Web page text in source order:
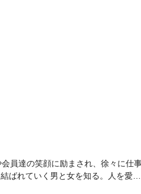
員達の笑顔に励まされ、徐々に仕
ばれていく男と女を知る。人を愛し